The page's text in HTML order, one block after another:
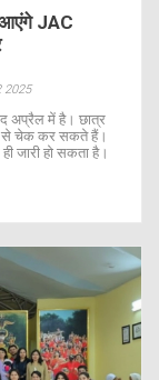
JAC
2025
अप्रैल में है। छात्र
से चेक कर सकते हैं।
जारी हो सकता है।